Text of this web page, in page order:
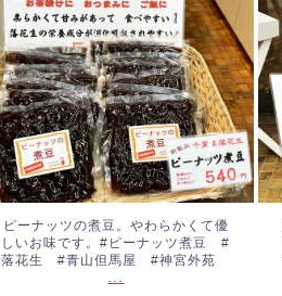
ツ煮豆 #落花生 #青山但馬
屋 #神宮外苑...
ピーナッツの煮豆。やわらかくて優
しいお味です。#ピーナッツ煮豆 #
落花生 #青山但馬屋 #神宮外苑